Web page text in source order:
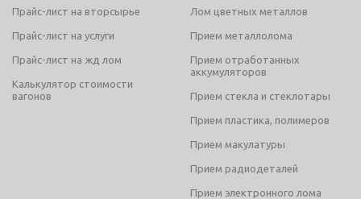
Прайс-лист на вторсырье
Прайс-лист на услуги
Прайс-лист на жд лом
Калькулятор стоимости
вагонов
Лом цветных металлов
Прием металлолома
Прием отработанных
аккумуляторов
Прием стекла и стеклотары
Прием пластика, полимеров
Прием макулатуры
Прием радиодеталей
Прием электронного лома